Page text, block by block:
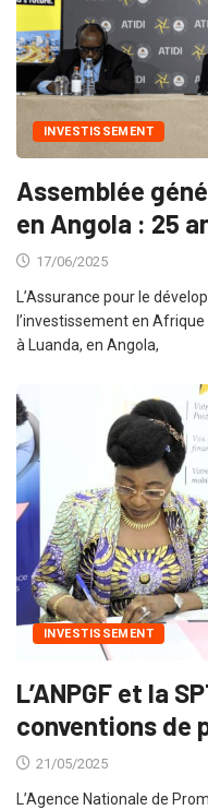
INVESTISSEMENT
Assemblée
en Angola : 25
17/06/2025
L’Assurance pour le
l’investissement en
à Luanda, en Angola,
INVESTISSEMENT
L’ANPGF et la
conventions de
21/05/2025
L’Agence Nationale de